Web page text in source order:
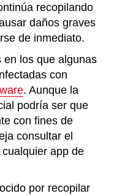
recopilando
daños graves
de inmediato.
en los que algunas
con
. Aunque la
podría ser que
con fines de
consultar el
app de
por recopilar